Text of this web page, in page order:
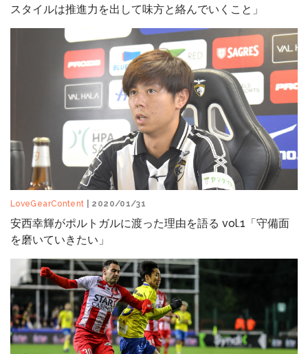
スタイルは推進力を出して味方と絡んでいくこと」
LoveGearContent | 2020/01/31
安西幸輝がポルトガルに渡った理由を語る vol.1「守備面
を磨いていきたい」